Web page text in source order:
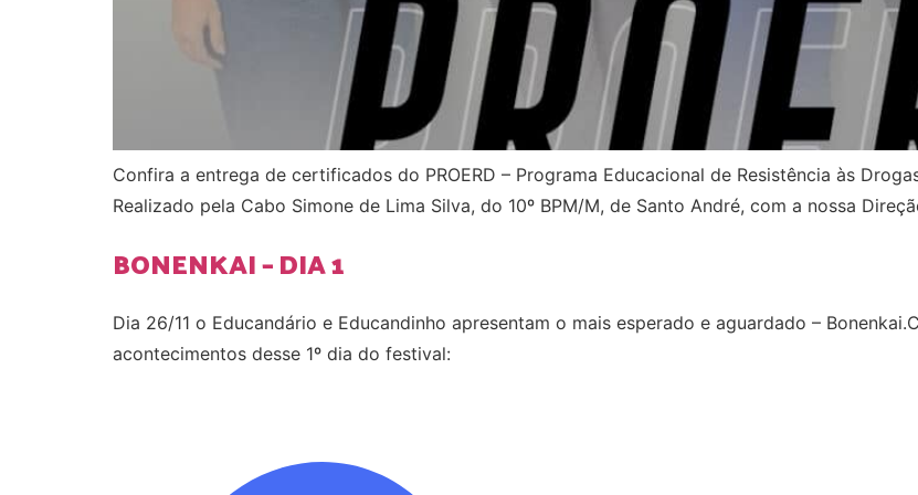
Confira a entrega de certificados do PROERD – Programa Educacional de Resistência às
Realizado pela Cabo Simone de Lima Silva, do 10º BPM/M, de Santo André, com a nossa
BONENKAI – DIA 1
Dia 26/11 o Educandário e Educandinho apresentam o mais esperado e aguardado –
acontecimentos desse 1º dia do festival: